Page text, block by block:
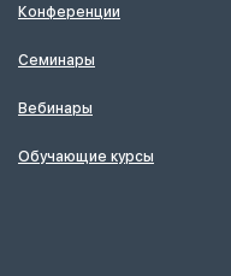
Конференции
Семинары
Вебинары
Обучающие курсы